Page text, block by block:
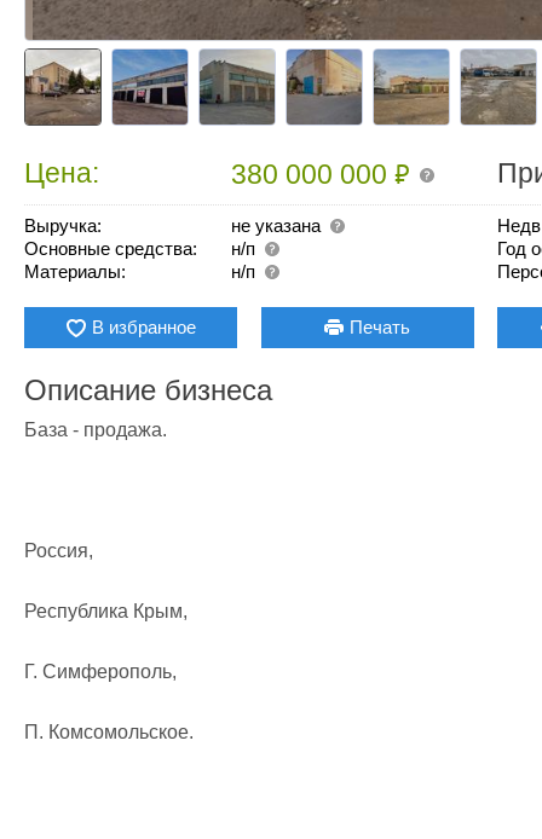
Цена: 380 000 000₽
Выручка:
не указана
Основные средства:
н/п
Материалы:
н/п
Год
В избранное Печать
Описание бизнеса
База - продажа.
Россия,
Республика Крым,
Г. Симферополь,
П. Комсомольское.